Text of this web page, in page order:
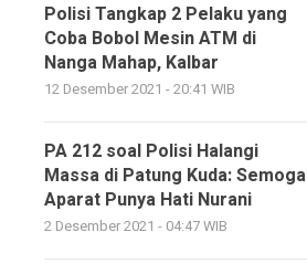
Polisi Tangkap 2 Pelaku yang
Coba Bobol Mesin ATM di
Nanga Mahap, Kalbar
12 Desember 2021 - 20:41 WIB
PA 212 soal Polisi Halangi
Massa di Patung Kuda: Semoga
Aparat Punya Hati Nurani
2 Desember 2021 - 04:47 WIB